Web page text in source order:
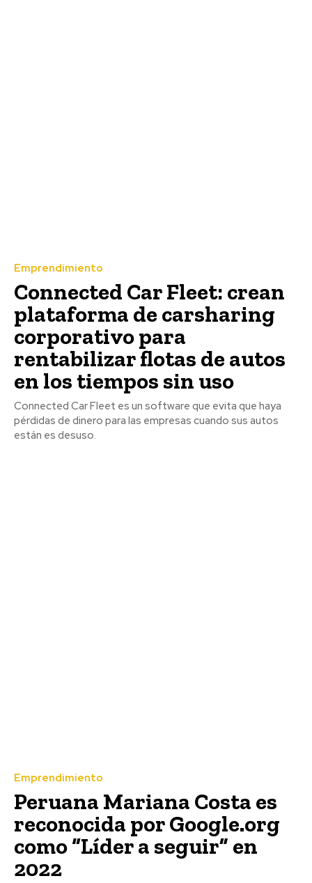
Emprendimiento
Connected Car Fleet: crean
plataforma de carsharing
corporativo para
rentabilizar flotas de autos
en los tiempos sin uso
Connected Car Fleet es un software que evita que haya
pérdidas de dinero para las empresas cuando sus autos
están es desuso.
Emprendimiento
Peruana Mariana Costa es
reconocida por Google.org
como “Líder a seguir” en
2022